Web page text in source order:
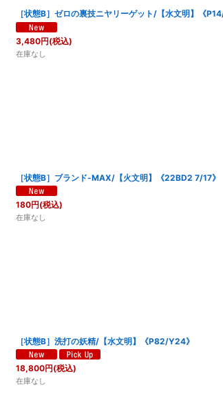
［状態B］ゼロの裏技ニヤリーゲット/【水文明】《
3,480円(税込)
在庫なし
［状態B］ブランド-MAX/【火文明】《22BD2 7/17》
180円(税込)
在庫なし
［状態B］洗打の妖精/【水文明】《P82/Y24》
18,800円(税込)
在庫なし